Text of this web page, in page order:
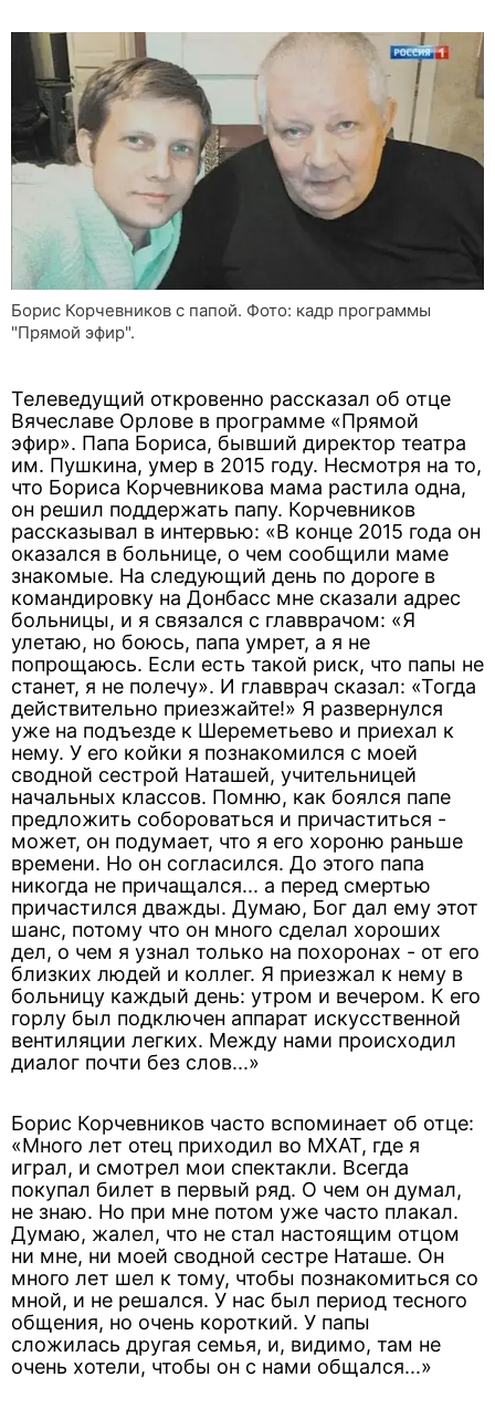
Борис Корчевников с папой. Фото: кадр программы
"Прямой эфир".
Телеведущий откровенно рассказал об отце
Вячеславе Орлове в программе «Прямой
эфир». Папа Бориса, бывший директор театра
им. Пушкина, умер в 2015 году. Несмотря на то,
что Бориса Корчевникова мама растила одна,
он решил поддержать папу. Корчевников
рассказывал в интервью: «В конце 2015 года он
оказался в больнице, о чем сообщили маме
знакомые. На следующий день по дороге в
командировку на Донбасс мне сказали адрес
больницы, и я связался с главврачом: «Я
улетаю, но боюсь, папа умрет, а я не
попрощаюсь. Если есть такой риск, что папы не
станет, я не полечу». И главврач сказал: «Тогда
действительно приезжайте!» Я развернулся
уже на подъезде к Шереметьево и приехал к
нему. У его койки я познакомился с моей
сводной сестрой Наташей, учительницей
начальных классов. Помню, как боялся папе
предложить собороваться и причаститься -
может, он подумает, что я его хороню раньше
времени. Но он согласился. До этого папа
никогда не причащался... а перед смертью
причастился дважды. Думаю, Бог дал ему этот
шанс, потому что он много сделал хороших
дел, о чем я узнал только на похоронах - от его
близких людей и коллег. Я приезжал к нему в
больницу каждый день: утром и вечером. К его
горлу был подключен аппарат искусственной
вентиляции легких. Между нами происходил
диалог почти без слов...»
Борис Корчевников часто вспоминает об отце:
«Много лет отец приходил во МХАТ, где я
играл, и смотрел мои спектакли. Всегда
покупал билет в первый ряд. О чем он думал,
не знаю. Но при мне потом уже часто плакал.
Думаю, жалел, что не стал настоящим отцом
ни мне, ни моей сводной сестре Наташе. Он
много лет шел к тому, чтобы познакомиться со
мной, и не решался. У нас был период тесного
общения, но очень короткий. У папы
сложилась другая семья, и, видимо, там не
очень хотели, чтобы он с нами общался...»